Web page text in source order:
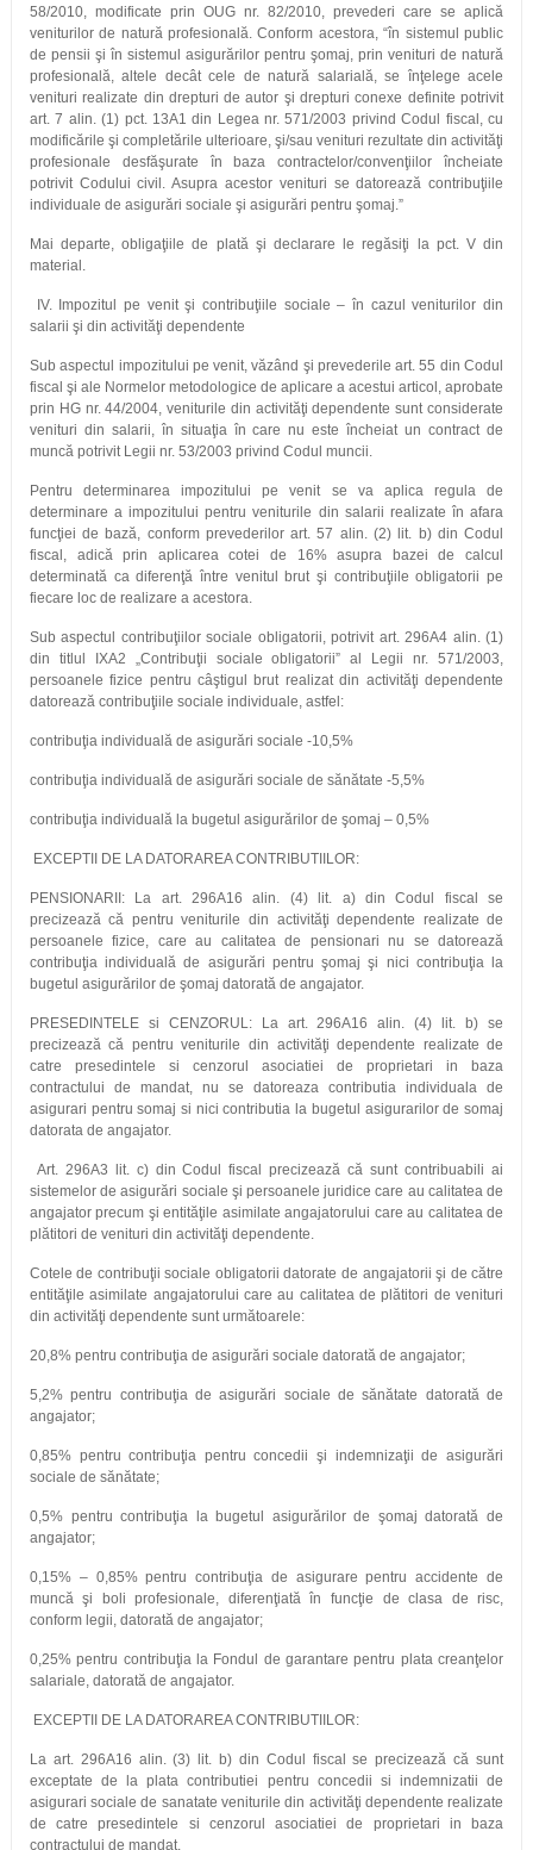
58/2010, modificate prin OUG nr. 82/2010, prevederi care se aplică
veniturilor de natură profesională. Conform acestora, “în sistemul public
de pensii şi în sistemul asigurărilor pentru şomaj, prin venituri de natură
profesională, altele decât cele de natură salarială, se înţelege acele
venituri realizate din drepturi de autor şi drepturi conexe definite potrivit
art. 7 alin. (1) pct. 13A1 din Legea nr. 571/2003 privind Codul fiscal, cu
modificările şi completările ulterioare, şi/sau venituri rezultate din activităţi
profesionale desfăşurate în baza contractelor/convenţiilor încheiate
potrivit Codului civil. Asupra acestor venituri se datorează contribuţiile
individuale de asigurări sociale şi asigurări pentru şomaj.”
Mai departe, obligaţiile de plată şi declarare le regăsiţi la pct. V din
material.
IV. Impozitul pe venit şi contribuţiile sociale – în cazul veniturilor din
salarii şi din activităţi dependente
Sub aspectul impozitului pe venit, văzând şi prevederile art. 55 din Codul
fiscal şi ale Normelor metodologice de aplicare a acestui articol, aprobate
prin HG nr. 44/2004, veniturile din activităţi dependente sunt considerate
venituri din salarii, în situaţia în care nu este încheiat un contract de
muncă potrivit Legii nr. 53/2003 privind Codul muncii.
Pentru determinarea impozitului pe venit se va aplica regula de
determinare a impozitului pentru veniturile din salarii realizate în afara
funcţiei de bază, conform prevederilor art. 57 alin. (2) lit. b) din Codul
fiscal, adică prin aplicarea cotei de 16% asupra bazei de calcul
determinată ca diferenţă între venitul brut şi contribuţiile obligatorii pe
fiecare loc de realizare a acestora.
Sub aspectul contribuţiilor sociale obligatorii, potrivit art. 296A4 alin. (1)
din titlul IXA2 „Contribuţii sociale obligatorii” al Legii nr. 571/2003,
persoanele fizice pentru câştigul brut realizat din activităţi dependente
datorează contribuţiile sociale individuale, astfel:
contribuţia individuală de asigurări sociale -10,5%
contribuţia individuală de asigurări sociale de sănătate -5,5%
contribuţia individuală la bugetul asigurărilor de şomaj – 0,5%
EXCEPTII DE LA DATORAREA CONTRIBUTIILOR:
PENSIONARII: La art. 296A16 alin. (4) lit. a) din Codul fiscal se
precizează că pentru veniturile din activităţi dependente realizate de
persoanele fizice, care au calitatea de pensionari nu se datorează
contribuţia individuală de asigurări pentru şomaj şi nici contribuţia la
bugetul asigurărilor de şomaj datorată de angajator.
PRESEDINTELE si CENZORUL: La art. 296A16 alin. (4) lit. b) se
precizează că pentru veniturile din activităţi dependente realizate de
catre presedintele si cenzorul asociatiei de proprietari in baza
contractului de mandat, nu se datoreaza contributia individuala de
asigurari pentru somaj si nici contributia la bugetul asigurarilor de somaj
datorata de angajator.
Art. 296A3 lit. c) din Codul fiscal precizează că sunt contribuabili ai
sistemelor de asigurări sociale şi persoanele juridice care au calitatea de
angajator precum şi entităţile asimilate angajatorului care au calitatea de
plătitori de venituri din activităţi dependente.
Cotele de contribuţii sociale obligatorii datorate de angajatorii şi de către
entităţile asimilate angajatorului care au calitatea de plătitori de venituri
din activităţi dependente sunt următoarele:
20,8% pentru contribuţia de asigurări sociale datorată de angajator;
5,2% pentru contribuţia de asigurări sociale de sănătate datorată de
angajator;
0,85% pentru contribuţia pentru concedii şi indemnizaţii de asigurări
sociale de sănătate;
0,5% pentru contribuţia la bugetul asigurărilor de şomaj datorată de
angajator;
0,15% – 0,85% pentru contribuţia de asigurare pentru accidente de
muncă şi boli profesionale, diferenţiată în funcţie de clasa de risc,
conform legii, datorată de angajator;
0,25% pentru contribuţia la Fondul de garantare pentru plata creanţelor
salariale, datorată de angajator.
EXCEPTII DE LA DATORAREA CONTRIBUTIILOR:
La art. 296A16 alin. (3) lit. b) din Codul fiscal se precizează că sunt
exceptate de la plata contributiei pentru concedii si indemnizatii de
asigurari sociale de sanatate veniturile din activităţi dependente realizate
de catre presedintele si cenzorul asociatiei de proprietari in baza
contractului de mandat.